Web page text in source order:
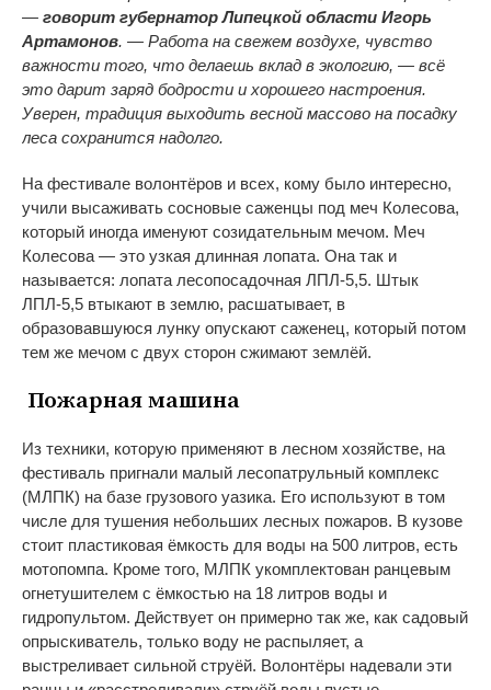
— говорит губернатор Липецкой области Игорь
Артамонов. — Работа на свежем воздухе, чувство
важности того, что делаешь вклад в экологию, — всё
это дарит заряд бодрости и хорошего настроения.
Уверен, традиция выходить весной массово на посадку
леса сохранится надолго.
На фестивале волонтёров и всех, кому было интересно,
учили высаживать сосновые саженцы под меч Колесова,
который иногда именуют созидательным мечом. Меч
Колесова — это узкая длинная лопата. Она так и
называется: лопата лесопосадочная ЛПЛ-5,5. Штык
ЛПЛ-5,5 втыкают в землю, расшатывает, в
образовавшуюся лунку опускают саженец, который потом
тем же мечом с двух сторон сжимают землёй.
Пожарная машина
Из техники, которую применяют в лесном хозяйстве, на
фестиваль пригнали малый лесопатрульный комплекс
(МЛПК) на базе грузового уазика. Его используют в том
числе для тушения небольших лесных пожаров. В кузове
стоит пластиковая ёмкость для воды на 500 литров, есть
мотопомпа. Кроме того, МЛПК укомплектован ранцевым
огнетушителем с ёмкостью на 18 литров воды и
гидропультом. Действует он примерно так же, как садовый
опрыскиватель, только воду не распыляет, а
выстреливает сильной струёй. Волонтёры надевали эти